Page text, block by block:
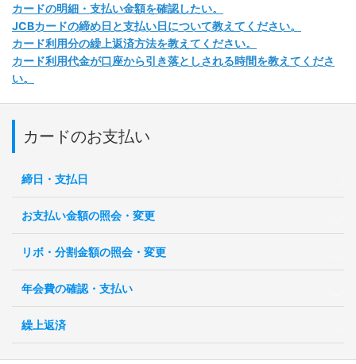
カードの明細・支払い金額を確認したい。
JCBカードの締め日と支払い日について教えてください。
カード利用分の繰上返済方法を教えてください。
カード利用代金が口座から引き落としされる時間を教えてくださ
い。
カードのお支払い
締日・支払日
お支払い金額の照会・変更
リボ・分割金額の照会・変更
年会費の確認・支払い
繰上返済